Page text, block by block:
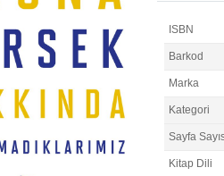
ISBN
Barkod
Marka
Kategori
Sayfa
Kitap Dili